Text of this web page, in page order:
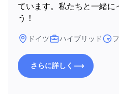
ています。私たちと一緒に
う！
ドイツ ハイブリッド
さらに詳しく